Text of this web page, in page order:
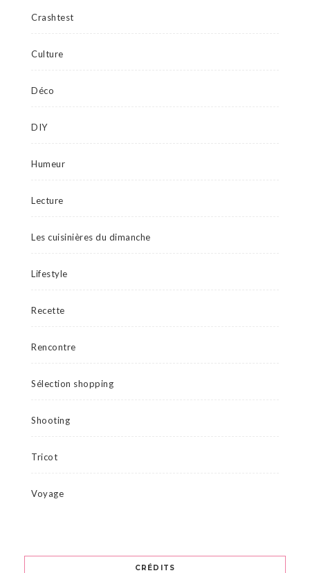
Crashtest
Culture
Déco
DIY
Humeur
Lecture
Les cuisinières du dimanche
Lifestyle
Recette
Rencontre
Sélection shopping
Shooting
Tricot
Voyage
CRÉDITS